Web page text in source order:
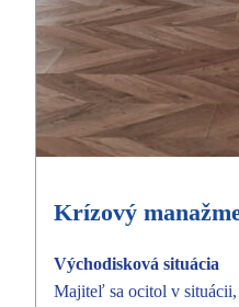
Krízový
Východisková situácia
Majiteľ sa ocitol v